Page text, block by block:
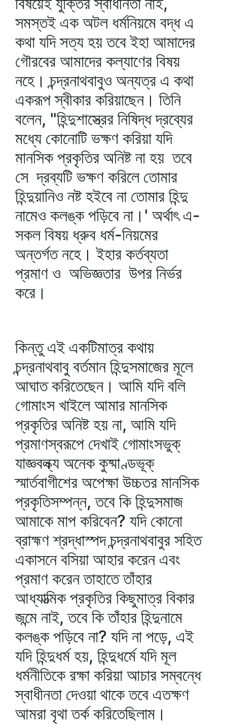
সমস্তই এক অটল ধর্মনিয়মে বদ্ধ এ
কথা যদি সত্য হয় তবে ইহা আমাদের
গৌরবের আমাদের কল্যাণের বিষয়
নহে। চন্দ্রনাথবাবুও অন্যত্র এ কথা
একরূপ স্বীকার করিয়াছেন। তিনি
বলেন, "হিন্দুশাস্ত্রের নিষিদ্ধ দ্রব্যের
মধ্যে কোনোটি ভক্ষণ করিয়া যদি
মানসিক প্রকৃতির অনিষ্ট না হয় তবে
সে দ্রব্যটি ভক্ষণ করিলে তোমার
হিন্দুয়ানিও নষ্ট হইবে না তোমার হিন্দু
নামেও কলঙ্ক পড়িবে না।' অর্থাৎ এ-
সকল বিষয় ধ্রুব ধর্ম-নিয়মের
অন্তর্গত নহে। ইহার কর্তব্যতা
প্রমাণ ও অভিজ্ঞতার উপর নির্ভর
করে।
কিন্তু এই একটিমাত্র কথায়
চন্দ্রনাথবাবু বর্তমান হিন্দুসমাজের মূলে
আঘাত করিতেছেন। আমি যদি বলি
গোমাংস খাইলে আমার মানসিক
প্রকৃতির অনিষ্ট হয় না, আমি যদি
প্রমাণস্বরূপে দেখাই গোমাংসভুক্‌
যাজ্ঞবল্ক্য অনেক কুষ্মাণ্ডভূক্‌
স্মার্তবাগীশের অপেক্ষা উচ্চতর মানসিক
প্রকৃতিসম্পন্ন, তবে কি হিন্দুসমাজ
আমাকে মাপ করিবেন? যদি কোনো
ব্রাহ্মণ শ্রদ্ধাস্পদ চন্দ্রনাথবাবুর সহিত
একাসনে বসিয়া আহার করেন এবং
প্রমাণ করেন তাহাতে তাঁহার
আধ্যাত্মিক প্রকৃতির কিছুমাত্র বিকার
জন্মে নাই, তবে কি তাঁহার হিন্দুনামে
কলঙ্ক পড়িবে না? যদি না পড়ে, এই
যদি হিন্দুধর্ম হয়, হিন্দুধর্মে যদি মূল
ধর্মনীতিকে রক্ষা করিয়া আচার সম্বন্ধে
স্বাধীনতা দেওয়া থাকে তবে এতক্ষণ
আমরা বৃথা তর্ক করিতেছিলাম।